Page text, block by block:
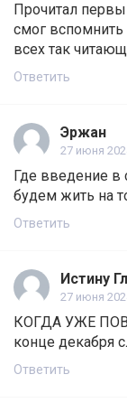
Прочитал
смог
всех так
Ответить
Эржан
27 июня
Где введение в
будем жить на
Ответить
Истину
27 июня
КОГДА УЖЕ
конце декабря
Ответить